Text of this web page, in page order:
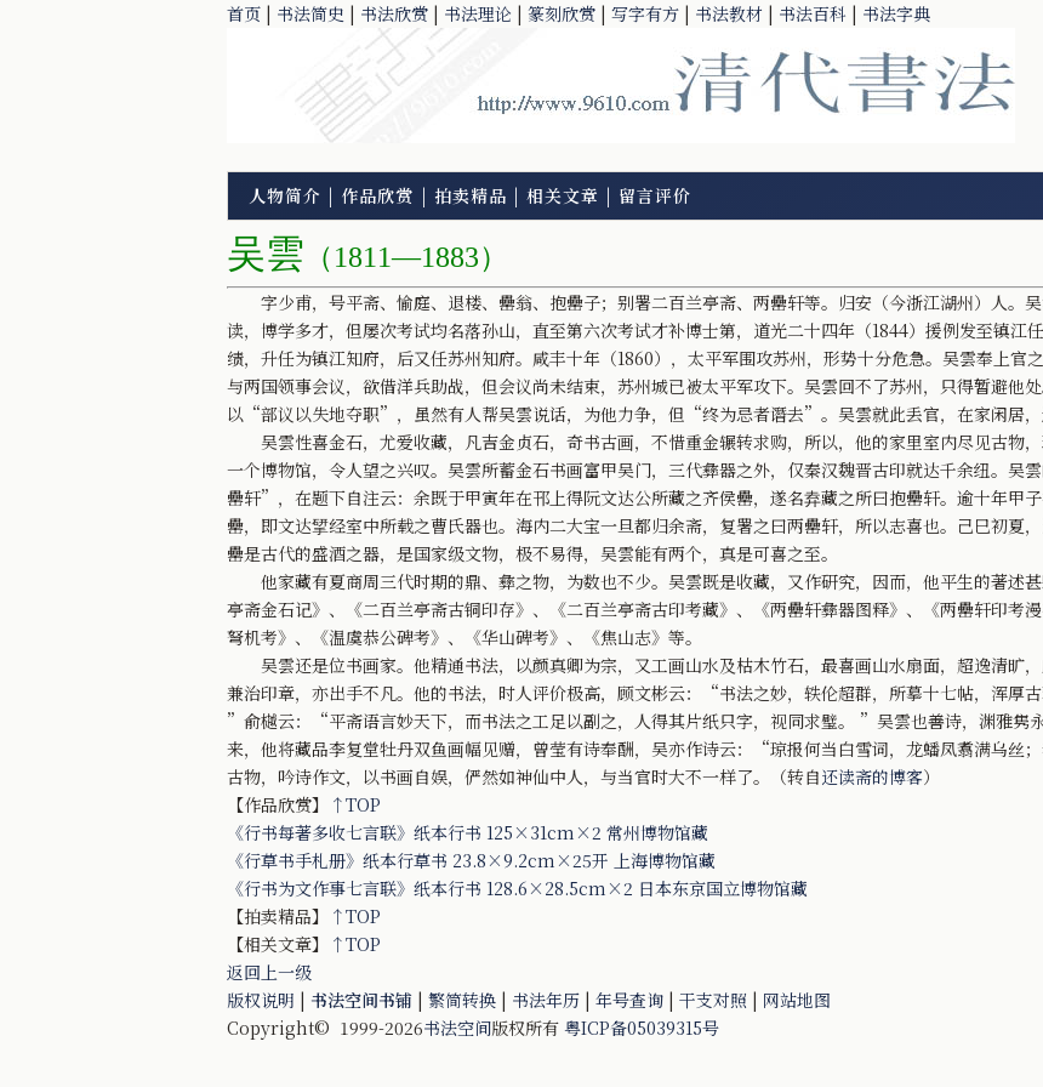
首页 | 书法简史 | 书法欣赏 | 书法理论 | 篆刻欣赏 | 写字有方 | 书法教材 | 书法百科 | 书法字典
人物简介 | 作品欣赏 | 拍卖精品 | 相关文章 | 留言评价
吴雲 （1811—1883）
字少甫，号平斋、愉庭、退楼、罍翁、抱罍子；别署二百兰亭斋、两罍轩等。归安（今浙江湖州）人。
读，博学多才，但屡次考试均名落孙山，直至第六次考试才补博士第，道光二十四年（1844）援例发至镇江
绩，升任为镇江知府，后又任苏州知府。咸丰十年（1860），太平军围攻苏州，形势十分危急。吴雲奉上官
与两国领事会议，欲借洋兵助战，但会议尚未结束，苏州城已被太平军攻下。吴雲回不了苏州，只得暂避他
以“部议以失地夺职”，虽然有人帮吴雲说话，为他力争，但“终为忌者谮去”。吴雲就此丢官，在家闲居，
吴雲性喜金石，尤爱收藏，凡吉金贞石，奇书古画，不惜重金辗转求购，所以，他的家里室内尽见古物
一个博物馆，令人望之兴叹。吴雲所蓄金石书画富甲吴门，三代彝器之外，仅秦汉魏晋古印就达千余纽。吴
罍轩”，在题下自注云：余既于甲寅年在邗上得阮文达公所藏之齐侯罍，遂名弆藏之所曰抱罍轩。逾十年甲
罍，即文达揅经室中所载之曹氏器也。海内二大宝一旦都归余斋，复署之曰两罍轩，所以志喜也。己巳初夏，
罍是古代的盛酒之器，是国家级文物，极不易得，吴雲能有两个，真是可喜之至。
他家藏有夏商周三代时期的鼎、彝之物，为数也不少。吴雲既是收藏，又作研究，因而，他平生的著述
亭斋金石记》、《二百兰亭斋古铜印存》、《二百兰亭斋古印考藏》、《两罍轩彝器图释》、《两罍轩印考
弩机考》、《温虞恭公碑考》、《华山碑考》、《焦山志》等。
吴雲还是位书画家。他精通书法，以颜真卿为宗，又工画山水及枯木竹石，最喜画山水扇面，超逸清旷，
兼治印章，亦出手不凡。他的书法，时人评价极高，顾文彬云：“书法之妙，轶伦超群，所摹十七帖，浑厚古
”俞樾云：“平斋语言妙天下，而书法之工足以副之，人得其片纸只字，视同求璧。 ”吴雲也善诗，渊雅隽
来，他将藏品李复堂牡丹双鱼画幅见赠，曾莹有诗奉酬，吴亦作诗云：“琼报何当白雪词，龙蟠凤翥满乌丝
古物，吟诗作文，以书画自娱，俨然如神仙中人，与当官时大不一样了。（转自还读斋的博客）
【作品欣赏】 ↑TOP
《行书每著多收七言联》纸本行书 125×31cm×2 常州博物馆藏
《行草书手札册》纸本行草书 23.8×9.2cm×25开 上海博物馆藏
《行书为文作事七言联》纸本行书 128.6×28.5cm×2 日本东京国立博物馆藏
【拍卖精品】 ↑TOP
【相关文章】 ↑TOP
返回上一级
版权说明 | 书法空间书铺 | 繁简转换 | 书法年历 | 年号查询 | 干支对照 | 网站地图
Copyright© 1999-2026书法空间版权所有 粤ICP备05039315号